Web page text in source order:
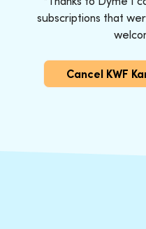
subscriptions that
Cancel KWF